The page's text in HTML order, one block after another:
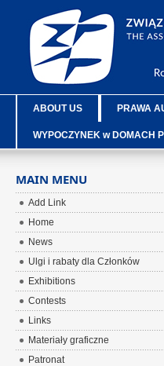
ABOUT US PRAWA
WYPOCZYNEK w DOMACH
MAIN MENU
Add Link
Home
News
Ulgi i rabaty dla Członków
Exhibitions
Contests
Links
Materiały graficzne
Patronat